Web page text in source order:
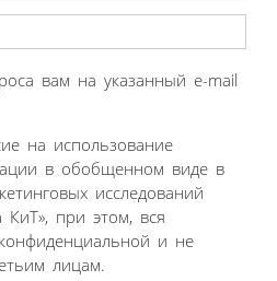
вам на указанный e-mail
на использование
в обобщенном виде в
исследований
при этом, вся
и не
лицам.